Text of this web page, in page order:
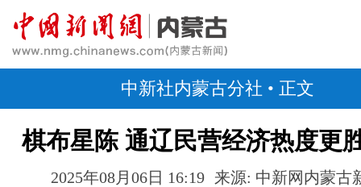
中新社内蒙古分社 • 正文
棋布星陈 通辽民营经济热度更
2025年08月06日 16:19 来源: 中新网内蒙古